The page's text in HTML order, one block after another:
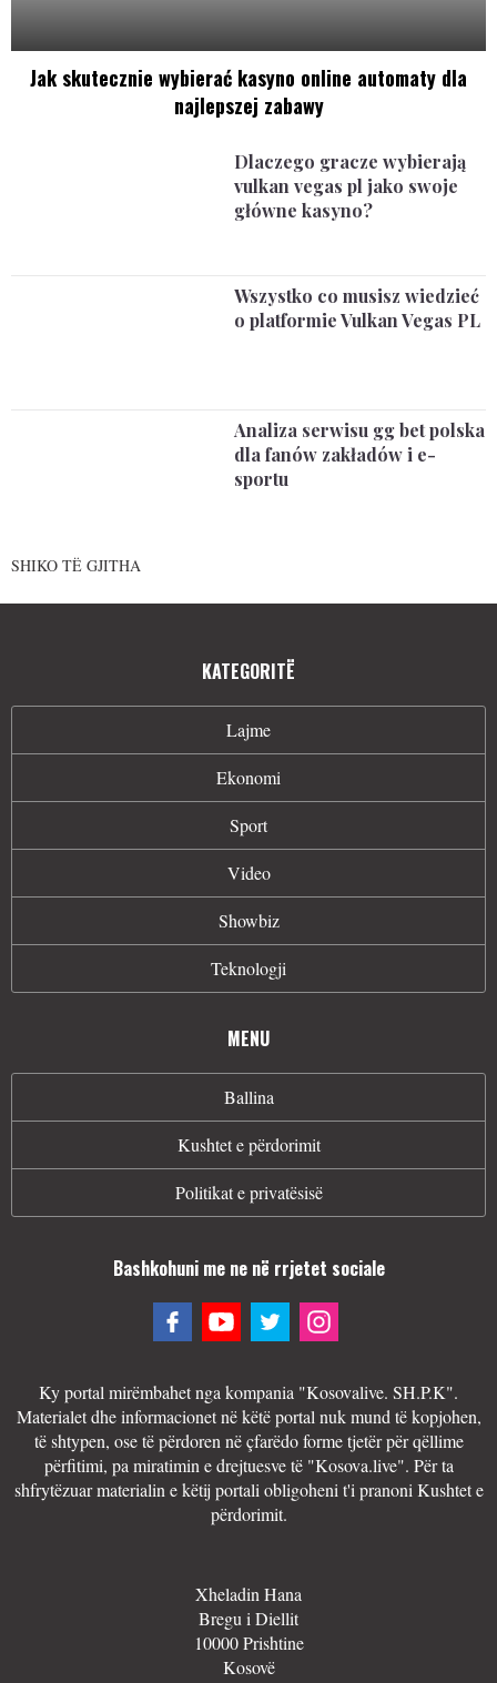
Jak skutecznie wybierać kasyno online automaty dla
najlepszej zabawy
Dlaczego gracze wybierają
vulkan vegas pl jako swoje
główne kasyno?
Wszystko co musisz wiedzieć
o platformie Vulkan Vegas PL
Analiza serwisu gg bet polska
dla fanów zakładów i e-
sportu
SHIKO TË GJITHA
KATEGORITË
Lajme
Ekonomi
Sport
Video
Showbiz
Teknologji
MENU
Ballina
Kushtet e përdorimit
Politikat e privatësisë
Bashkohuni me ne në rrjetet sociale
Ky portal mirëmbahet nga kompania "Kosovalive. SH.P.K".
Materialet dhe informacionet në këtë portal nuk mund të kopjohen,
të shtypen, ose të përdoren në çfarëdo forme tjetër për qëllime
përfitimi, pa miratimin e drejtuesve të "Kosova.live". Për ta
shfrytëzuar materialin e këtij portali obligoheni t'i pranoni Kushtet e
përdorimit.
Xheladin Hana
Bregu i Diellit
10000 Prishtine
Kosovë